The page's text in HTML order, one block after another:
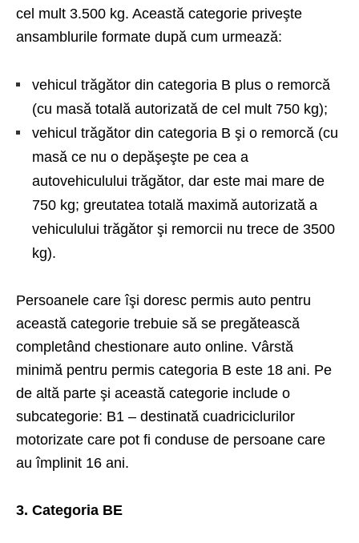
cel mult 3.500 kg. Această categorie priveşte
ansamblurile formate după cum urmează:
vehicul trăgător din categoria B plus o remorcă
(cu masă totală autorizată de cel mult 750 kg);
vehicul trăgător din categoria B şi o remorcă (cu
masă ce nu o depăşeşte pe cea a
autovehiculului trăgător, dar este mai mare de
750 kg; greutatea totală maximă autorizată a
vehiculului trăgător şi remorcii nu trece de 3500
kg).
Persoanele care îşi doresc permis auto pentru
această categorie trebuie să se pregătească
completând chestionare auto online. Vârstă
minimă pentru permis categoria B este 18 ani. Pe
de altă parte şi această categorie include o
subcategorie: B1 – destinată cuadriciclurilor
motorizate care pot fi conduse de persoane care
au împlinit 16 ani.
3. Categoria BE